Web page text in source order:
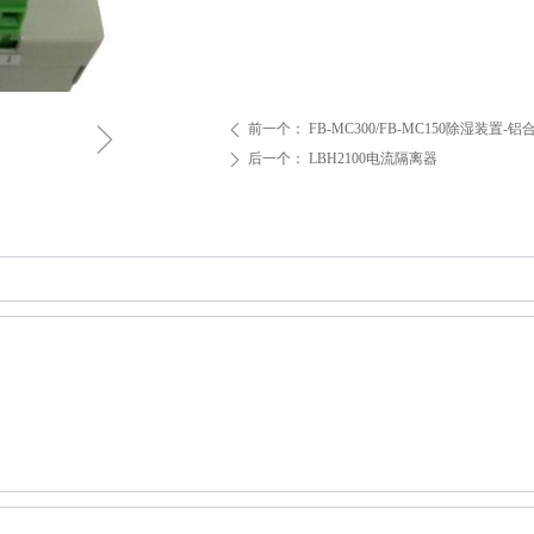
ꁇ ꄴ 前一个： FB-MC300/FB-MC150除湿装置-铝
ꄲ 后一个： LBH2100电流隔离器